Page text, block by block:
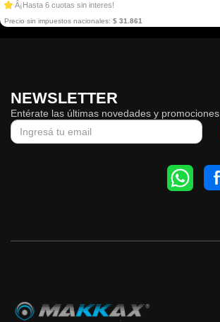
Â¡Hasta 6 cuotas sin interes!
Precio sin impuestos nacionales: $ 31.861
NEWSLETTER
Entérate las últimas novedades y promociones